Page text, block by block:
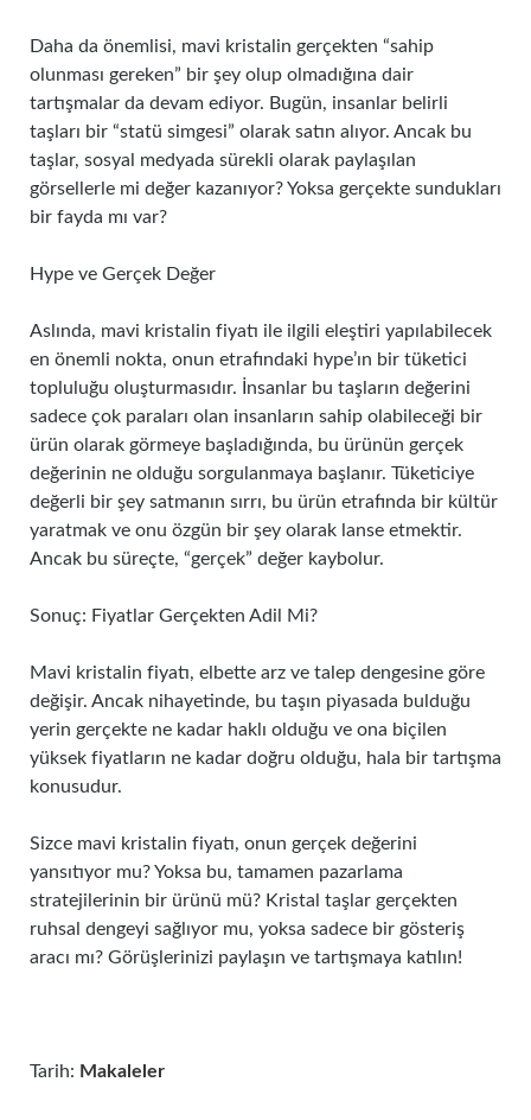
Daha da önemlisi, mavi kristalin gerçekten “sahip
olunması gereken” bir şey olup olmadığına dair
tartışmalar da devam ediyor. Bugün, insanlar belirli
taşları bir “statü simgesi” olarak satın alıyor. Ancak bu
taşlar, sosyal medyada sürekli olarak paylaşılan
görsellerle mi değer kazanıyor? Yoksa gerçekte sundukları
bir fayda mı var?
Hype ve Gerçek Değer
Aslında, mavi kristalin fiyatı ile ilgili eleştiri yapılabilecek
en önemli nokta, onun etrafındaki hype’ın bir tüketici
topluluğu oluşturmasıdır. İnsanlar bu taşların değerini
sadece çok paraları olan insanların sahip olabileceği bir
ürün olarak görmeye başladığında, bu ürünün gerçek
değerinin ne olduğu sorgulanmaya başlanır. Tüketiciye
değerli bir şey satmanın sırrı, bu ürün etrafında bir kültür
yaratmak ve onu özgün bir şey olarak lanse etmektir.
Ancak bu süreçte, “gerçek” değer kaybolur.
Sonuç: Fiyatlar Gerçekten Adil Mi?
Mavi kristalin fiyatı, elbette arz ve talep dengesine göre
değişir. Ancak nihayetinde, bu taşın piyasada bulduğu
yerin gerçekte ne kadar haklı olduğu ve ona biçilen
yüksek fiyatların ne kadar doğru olduğu, hala bir tartışma
konusudur.
Sizce mavi kristalin fiyatı, onun gerçek değerini
yansıtıyor mu? Yoksa bu, tamamen pazarlama
stratejilerinin bir ürünü mü? Kristal taşlar gerçekten
ruhsal dengeyi sağlıyor mu, yoksa sadece bir gösteriş
aracı mı? Görüşlerinizi paylaşın ve tartışmaya katılın!
Tarih: Makaleler